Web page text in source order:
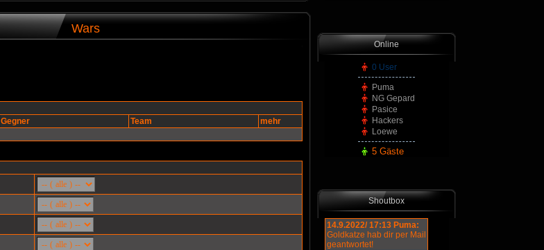
Wars
Gegner Team
mehr
Online
0 User
Puma
NG Gepard
Pasice
Hackers
Loewe
5 Gäste
Shoutbox
14.9.2022/ 17:13 Puma:
Goldkatze hab dir per Mail
geantwortet!